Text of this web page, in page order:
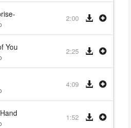
2:00
You 2:25
4:09
1:52